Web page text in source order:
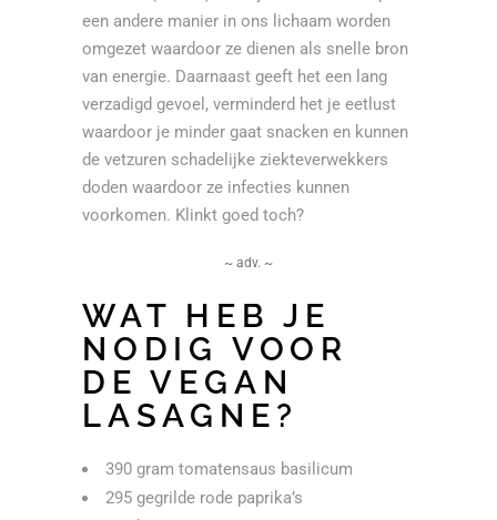
een andere manier in ons lichaam worden
omgezet waardoor ze dienen als snelle bron
van energie. Daarnaast geeft het een lang
verzadigd gevoel, verminderd het je eetlust
waardoor je minder gaat snacken en kunnen
de vetzuren schadelijke ziekteverwekkers
doden waardoor ze infecties kunnen
voorkomen. Klinkt goed toch?
~ adv. ~
WAT HEB JE
NODIG VOOR
DE VEGAN
LASAGNE?
390 gram tomatensaus basilicum
295 gegrilde rode paprika’s